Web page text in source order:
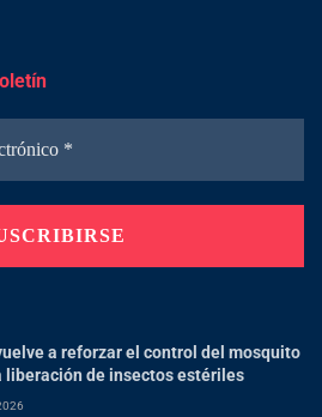
a reforzar el control del mosquito
liberación de insectos estériles